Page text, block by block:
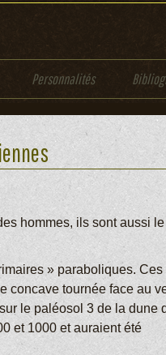
Personnalités
hommes, ils sont aussi le
» paraboliques. Ces
concave tournée face au
le paléosol 3 de la dune
et 1000 et auraient été